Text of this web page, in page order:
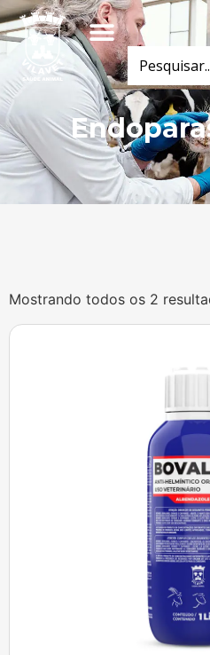
Search
for:
Mostrando todos os 2